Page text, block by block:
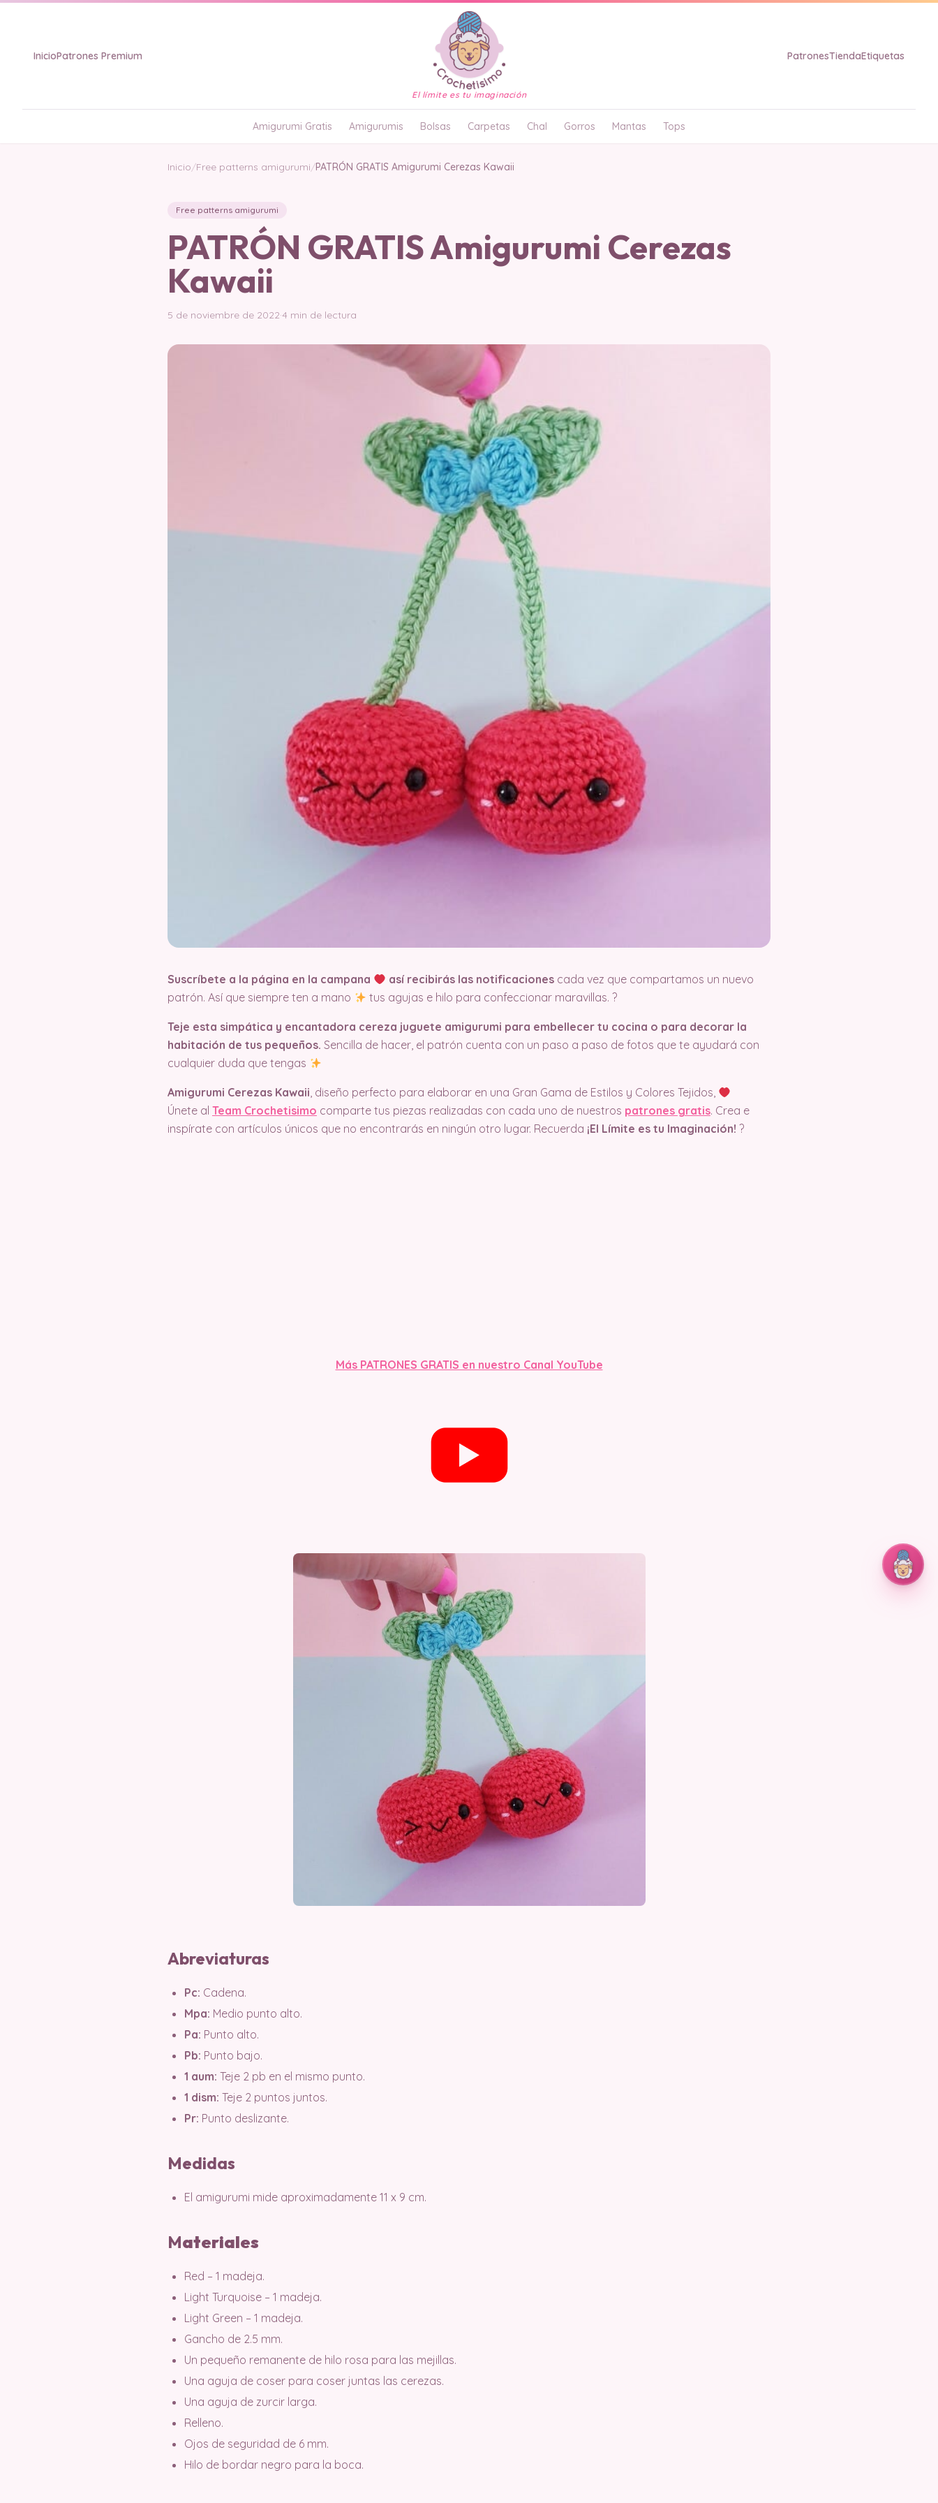
InicioPatrones Premium
El límite es tu imaginación
PatronesTiendaEtiquetas
Amigurumi Gratis Amigurumis Bolsas Carpetas Chal Gorros Mantas Tops
Inicio/Free patterns amigurumi/PATRÓN GRATIS Amigurumi Cerezas Kawaii
Free patterns amigurumi
PATRÓN GRATIS Amigurumi Cerezas
Kawaii
5 de noviembre de 2022·4 min de lectura
Suscríbete a la página en la campana así recibirás las notificaciones cada vez que compartamos un nuevo
patrón. Así que siempre ten a mano
tus agujas e hilo para confeccionar maravillas. ?
Teje esta simpática y encantadora cereza juguete amigurumi para embellecer tu cocina o para decorar la
habitación de tus pequeños. Sencilla de hacer, el patrón cuenta con un paso a paso de fotos que te ayudará con
cualquier duda que tengas
Amigurumi Cerezas Kawaii, diseño perfecto para elaborar en una Gran Gama de Estilos y Colores Tejidos,
Únete al Team Crochetisimo comparte tus piezas realizadas con cada uno de nuestros patrones gratis. Crea e
inspírate con artículos únicos que no encontrarás en ningún otro lugar. Recuerda ¡El Límite es tu Imaginación! ?
Más PATRONES GRATIS en nuestro Canal YouTube
Abreviaturas
Pc: Cadena.
Mpa: Medio punto alto.
Pa: Punto alto.
Pb: Punto bajo.
1 aum: Teje 2 pb en el mismo punto.
1 dism: Teje 2 puntos juntos.
Pr: Punto deslizante.
Medidas
El amigurumi mide aproximadamente 11 x 9 cm.
Materiales
Red – 1 madeja.
Light Turquoise – 1 madeja.
Light Green – 1 madeja.
Gancho de 2.5 mm.
Un pequeño remanente de hilo rosa para las mejillas.
Una aguja de coser para coser juntas las cerezas.
Una aguja de zurcir larga.
Relleno.
Ojos de seguridad de 6 mm.
Hilo de bordar negro para la boca.